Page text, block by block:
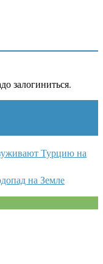
залогиниться.
Турцию на
на Земле